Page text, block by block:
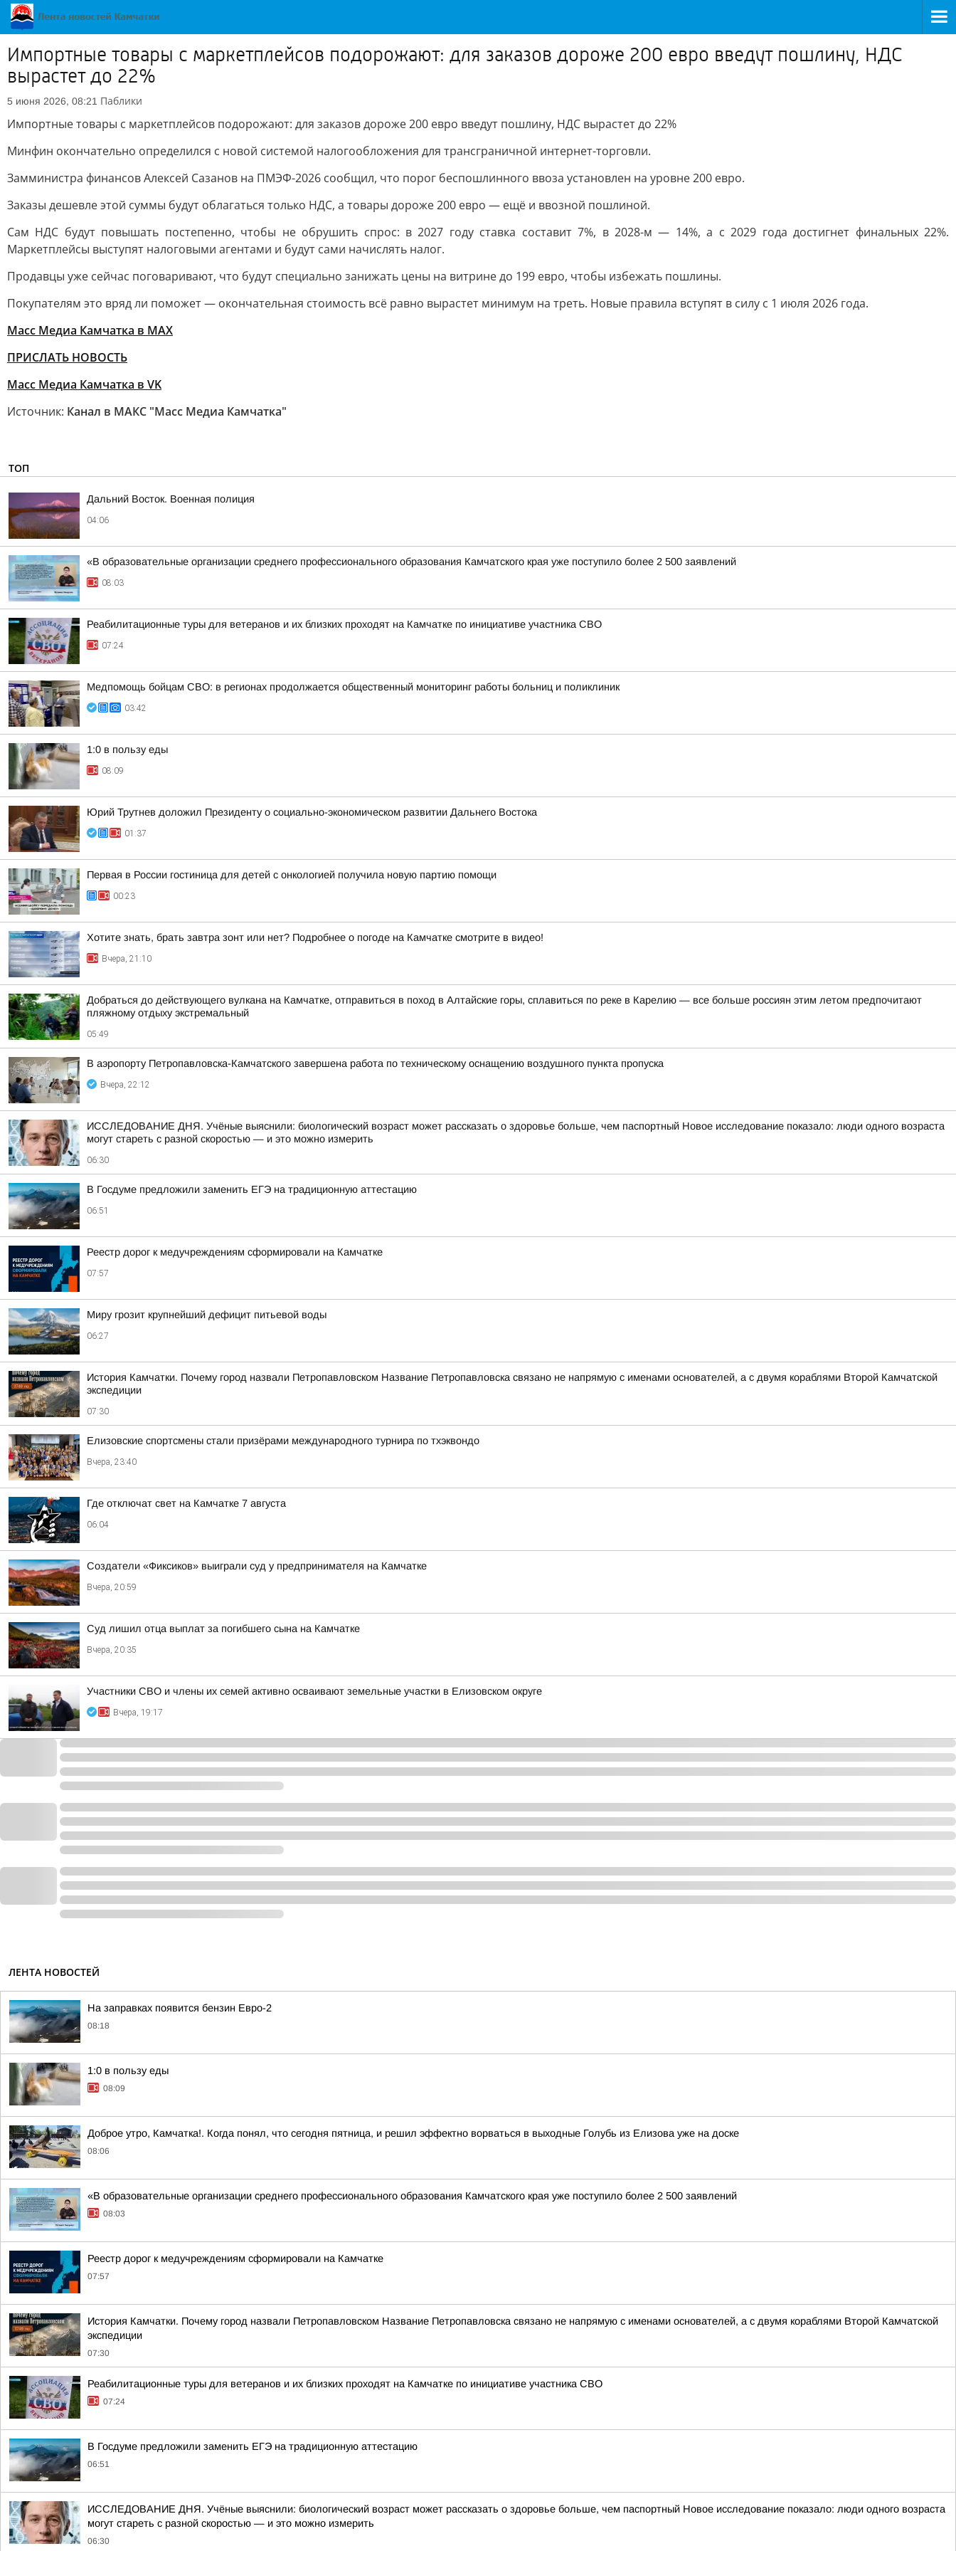
Импортные товары с маркетплейсов подорожают: для заказов дороже 200 евро введут пошлину, НДС
вырастет до 22%
5 июня 2026, 08:21 Паблики
Импортные товары с маркетплейсов подорожают: для заказов дороже 200 евро введут пошлину, НДС вырастет до 22%
Минфин окончательно определился с новой системой налогообложения для трансграничной интернет-торговли.
Замминистра финансов Алексей Сазанов на ПМЭФ-2026 сообщил, что порог беспошлинного ввоза установлен на уровне 200 евро.
Заказы дешевле этой суммы будут облагаться только НДС, а товары дороже 200 евро — ещё и ввозной пошлиной.
Сам НДС будут повышать постепенно, чтобы не обрушить спрос: в 2027 году ставка составит 7%, в 2028-м — 14%, а с 2029 года достигнет финальных 22%.
Маркетплейсы выступят налоговыми агентами и будут сами начислять налог.
Продавцы уже сейчас поговаривают, что будут специально занижать цены на витрине до 199 евро, чтобы избежать пошлины.
Покупателям это вряд ли поможет — окончательная стоимость всё равно вырастет минимум на треть. Новые правила вступят в силу с 1 июля 2026 года.
Масс Медиа Камчатка в MAX
ПРИСЛАТЬ НОВОСТЬ
Масс Медиа Камчатка в VK
Источник: Канал в МАКС "Масс Медиа Камчатка"
ТОП
Дальний Восток. Военная полиция
04:06
«В образовательные организации среднего профессионального образования Камчатского края уже поступило более 2 500 заявлений
08:03
Реабилитационные туры для ветеранов и их близких проходят на Камчатке по инициативе участника СВО
07:24
Медпомощь бойцам СВО: в регионах продолжается общественный мониторинг работы больниц и поликлиник
03:42
1:0 в пользу еды
08:09
Юрий Трутнев доложил Президенту о социально-экономическом развитии Дальнего Востока
01:37
Первая в России гостиница для детей с онкологией получила новую партию помощи
00:23
Хотите знать, брать завтра зонт или нет? Подробнее о погоде на Камчатке смотрите в видео!
Вчера, 21:10
Добраться до действующего вулкана на Камчатке, отправиться в поход в Алтайские горы, сплавиться по реке в Карелию — все больше россиян этим летом предпочитают
пляжному отдыху экстремальный
05:49
В аэропорту Петропавловска-Камчатского завершена работа по техническому оснащению воздушного пункта пропуска
Вчера, 22:12
ИССЛЕДОВАНИЕ ДНЯ. Учёные выяснили: биологический возраст может рассказать о здоровье больше, чем паспортный Новое исследование показало: люди одного возраста
могут стареть с разной скоростью — и это можно измерить
06:30
В Госдуме предложили заменить ЕГЭ на традиционную аттестацию
06:51
Реестр дорог к медучреждениям сформировали на Камчатке
07:57
Миру грозит крупнейший дефицит питьевой воды
06:27
История Камчатки. Почему город назвали Петропавловском Название Петропавловска связано не напрямую с именами основателей, а с двумя кораблями Второй Камчатской
экспедиции
07:30
Елизовские спортсмены стали призёрами международного турнира по тхэквондо
Вчера, 23:40
Где отключат свет на Камчатке 7 августа
06:04
Создатели «Фиксиков» выиграли суд у предпринимателя на Камчатке
Вчера, 20:59
Суд лишил отца выплат за погибшего сына на Камчатке
Вчера, 20:35
Участники СВО и члены их семей активно осваивают земельные участки в Елизовском округе
Вчера, 19:17
ЛЕНТА НОВОСТЕЙ
На заправках появится бензин Евро-2
08:18
1:0 в пользу еды
08:09
Доброе утро, Камчатка!. Когда понял, что сегодня пятница, и решил эффектно ворваться в выходные Голубь из Елизова уже на доске
08:06
«В образовательные организации среднего профессионального образования Камчатского края уже поступило более 2 500 заявлений
08:03
Реестр дорог к медучреждениям сформировали на Камчатке
07:57
История Камчатки. Почему город назвали Петропавловском Название Петропавловска связано не напрямую с именами основателей, а с двумя кораблями Второй Камчатской
экспедиции
07:30
Реабилитационные туры для ветеранов и их близких проходят на Камчатке по инициативе участника СВО
07:24
В Госдуме предложили заменить ЕГЭ на традиционную аттестацию
06:51
ИССЛЕДОВАНИЕ ДНЯ. Учёные выяснили: биологический возраст может рассказать о здоровье больше, чем паспортный Новое исследование показало: люди одного возраста
могут стареть с разной скоростью — и это можно измерить
06:30